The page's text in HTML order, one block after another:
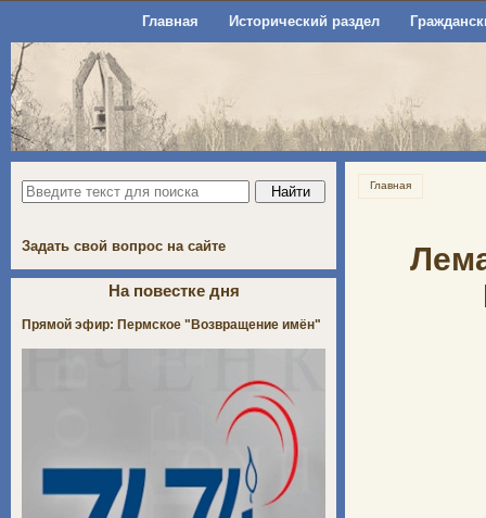
Главная Исторический раздел
Главная
Задать свой вопрос на сайте
На повестке дня
Прямой эфир: Пермское "Возвращение имён"